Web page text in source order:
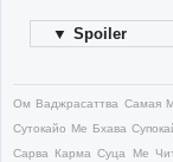
▼ Spoiler
Ом Ваджрасаттва Самая
Сутокайо Ме Бхава
Сарва Карма Суца Ме